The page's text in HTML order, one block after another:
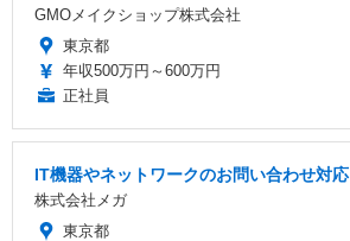
GMOメイクショップ株式会社
東京都
年収500万円～600万円
正社員
IT機器やネットワークのお問い合わせ対応
株式会社メガ
東京都